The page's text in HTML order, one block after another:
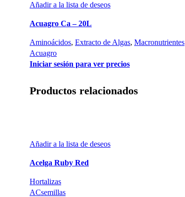
Añadir a la lista de deseos
Acuagro Ca – 20L
Aminoácidos, Extracto de Algas, Macronutrientes
Acuagro
Iniciar sesión para ver precios
Productos relacionados
Añadir a la lista de deseos
Acelga Ruby Red
Hortalizas
ACsemillas